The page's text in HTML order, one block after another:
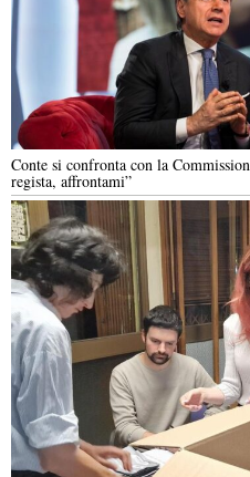
Conte si confronta con la
regista, affrontami”